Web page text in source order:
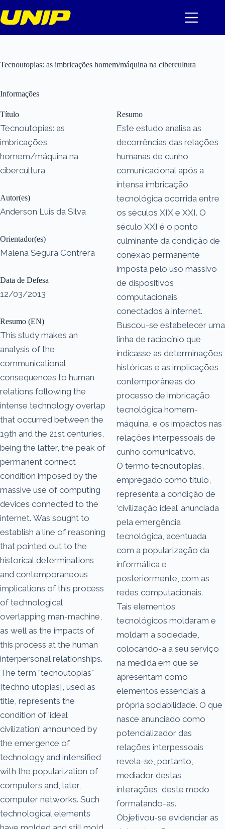
para
o
Tecnoutopias: as imbricações homem/máquina na cibercultura
Informações
Título
Tecnoutopias: as
imbricações
homem/máquina na
cibercultura
Autor(es)
Anderson Luis da Silva
Orientador(es)
Malena Segura Contrera
Data de Defesa
12/03/2013
Resumo (EN)
This study makes an
analysis of the
communicational
consequences to human
relations following the
intense technology overlap
that occurred between the
19th and the 21st centuries,
being the latter, the peak of
permanent connect
condition imposed by the
massive use of computing
devices connected to the
internet. Was sought to
establish a line of reasoning
that pointed out to the
historical determinations
and contemporaneous
implications of this process
of technological
overlapping man-machine,
as well as the impacts of
this process at the human
interpersonal relationships.
The term "tecnoutopias"
[techno utopias], used as
title, represents the
condition of 'ideal
civilization' announced by
the emergence of
technology and intensified
with the popularization of
computers and, later,
computer networks. Such
technological elements
Resumo
Este estudo analisa as
decorrências das relações
humanas de cunho
comunicacional após a
intensa imbricação
tecnológica ocorrida entre
os séculos XIX e XXI. O
século XXI é o ponto
culminante da condição de
conexão permanente
imposta pelo uso massivo
de dispositivos
computacionais
conectados à internet.
Buscou-se estabelecer uma
linha de raciocínio que
indicasse as determinações
históricas e as implicações
contemporâneas do
processo de imbricação
tecnológica homem-
máquina, e os impactos nas
relações interpessoais de
cunho comunicativo.
O termo tecnoutopias,
empregado como título,
representa a condição de
‘civilização ideal’ anunciada
pela emergência
tecnológica, acentuada
com a popularização da
informática e,
posteriormente, com as
redes computacionais.
Tais elementos
tecnológicos moldaram e
moldam a sociedade,
colocando-a a seu serviço
na medida em que se
apresentam como
elementos essenciais à
própria sociabilidade. O que
nasce anunciado como
potencializador das
relações interpessoais
revela-se, portanto,
mediador destas
interações, deste modo
formatando-as.
Objetivou-se evidenciar as